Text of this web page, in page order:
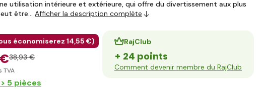
utilisation intérieure et extérieure, qui offre du divertissement aux plus
être… Afficher la description complète
économiserez 14,55 €)
38,93 €
TVA
RajClub
+ 24 points
Comment devenir membre du RajClub
5 pièces